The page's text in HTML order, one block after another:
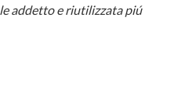
addetto e riutilizzata piú